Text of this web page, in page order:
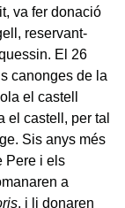
va fer donació
reservant-
El 26
canonges de la
el castell
el castell, per tal
Sis anys més
Pere i els
a
, i li donaren